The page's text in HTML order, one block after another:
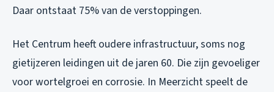
Daar ontstaat 75% van de verstoppingen.
Het Centrum heeft oudere infrastructuur, soms nog
gietijzeren leidingen uit de jaren 60. Die zijn gevoeliger
voor wortelgroei en corrosie. In Meerzicht speelt de